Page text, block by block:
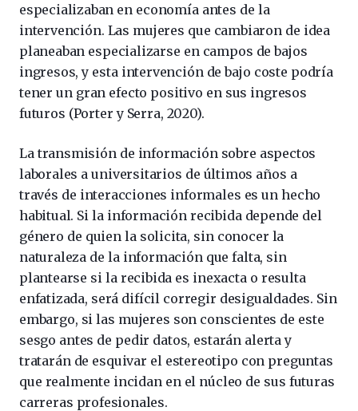
especializaban en economía antes de la
intervención. Las mujeres que cambiaron de idea
planeaban especializarse en campos de bajos
ingresos, y esta intervención de bajo coste podría
tener un gran efecto positivo en sus ingresos
futuros (Porter y Serra, 2020).
La transmisión de información sobre aspectos
laborales a universitarios de últimos años a
través de interacciones informales es un hecho
habitual. Si la información recibida depende del
género de quien la solicita, sin conocer la
naturaleza de la información que falta, sin
plantearse si la recibida es inexacta o resulta
enfatizada, será difícil corregir desigualdades. Sin
embargo, si las mujeres son conscientes de este
sesgo antes de pedir datos, estarán alerta y
tratarán de esquivar el estereotipo con preguntas
que realmente incidan en el núcleo de sus futuras
carreras profesionales.